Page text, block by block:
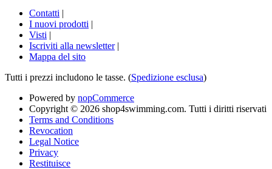
Contatti |
I nuovi prodotti |
Visti |
Iscriviti alla newsletter |
Mappa del sito
Tutti i prezzi includono le tasse. (Spedizione esclusa)
Powered by nopCommerce
Copyright © 2026 shop4swimming.com. Tutti i diritti riservati
Terms and Conditions
Revocation
Legal Notice
Privacy
Restituisce